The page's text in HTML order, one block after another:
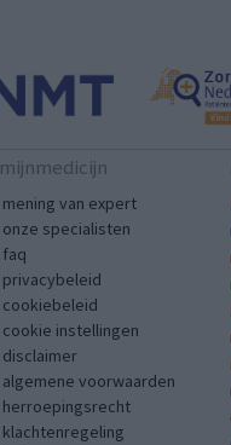
mijnmedicijn
mening van expert
onze specialisten
faq
privacybeleid
cookiebeleid
cookie instellingen
disclaimer
algemene voorwaarden
herroepingsrecht
klachtenregeling